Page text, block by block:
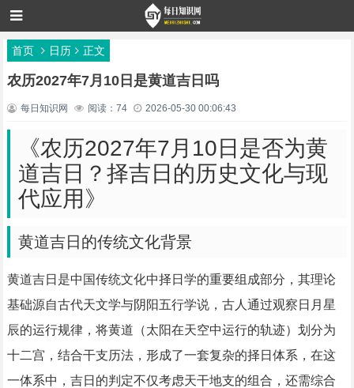
首页 日历 正文
农历2027年7月10日是黄道吉日吗
每日知识网 阅读：74 2026-05-30 00:06:43
《农历2027年7月10日是否为黄
道吉日？择吉日的历史文化与现
代应用》
黄道吉日的传统文化背景
黄道吉日是中国传统文化中择日学的重要组成部分，其理论
基础源自古代天文学与阴阳五行学说，古人通过观察日月星
辰的运行规律，将黄道（太阳在天空中运行的轨迹）划分为
十二宫，结合干支历法，形成了一套复杂的择日体系，在这
一体系中，吉日的判定不仅考虑天干地支的组合，还需综合